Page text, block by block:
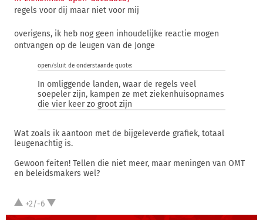
regels voor dij maar niet voor mij
overigens, ik heb nog geen inhoudelijke reactie mogen
ontvangen op de leugen van de Jonge
open/sluit de onderstaande quote:
In omliggende landen, waar de regels veel
soepeler zijn, kampen ze met ziekenhuisopnames
die vier keer zo groot zijn
Wat zoals ik aantoon met de bijgeleverde grafiek, totaal
leugenachtig is.
Gewoon feiten! Tellen die niet meer, maar meningen van OMT
en beleidsmakers wel?
+2/-6